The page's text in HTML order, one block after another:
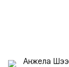
Анжела